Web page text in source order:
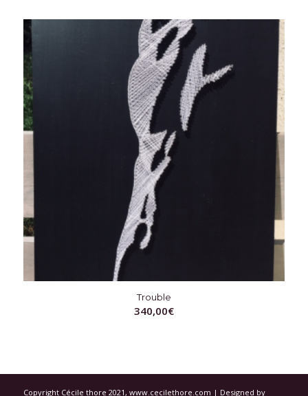
Trouble
340,00€
Copyright Cécile thore 2021, www.cecilethore.com | Designed by